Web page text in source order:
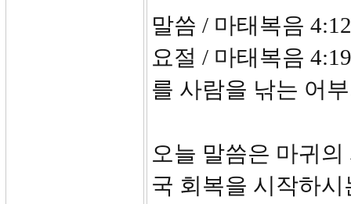
말씀 / 마태복음
요절 / 마태복음
를 사람을 낚는 어
오늘 말씀은 마귀
국 회복을 시작하